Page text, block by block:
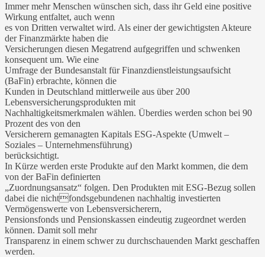
Immer mehr Menschen wünschen sich, dass ihr Geld eine positive
Wirkung entfaltet, auch wenn
es von Dritten verwaltet wird. Als einer der gewichtigsten Akteure
der Finanzmärkte haben die
Versicherungen diesen Megatrend aufgegriffen und schwenken
konsequent um. Wie eine
Umfrage der Bundesanstalt für Finanzdienstleistungsaufsicht
(BaFin) erbrachte, können die
Kunden in Deutschland mittlerweile aus über 200
Lebensversicherungsprodukten mit
Nachhaltigkeitsmerkmalen wählen. Überdies werden schon bei 90
Prozent des von den
Versicherern gemanagten Kapitals ESG-Aspekte (Umwelt –
Soziales – Unternehmensführung)
berücksichtigt.
In Kürze werden erste Produkte auf den Markt kommen, die dem
von der BaFin definierten
„Zuordnungsansatz“ folgen. Den Produkten mit ESG-Bezug sollen
dabei die nichtfondsgebundenen nachhaltig investierten
Vermögenswerte von Lebensversicherern,
Pensionsfonds und Pensionskassen eindeutig zugeordnet werden
können. Damit soll mehr
Transparenz in einem schwer zu durchschauenden Markt geschaffen
werden.